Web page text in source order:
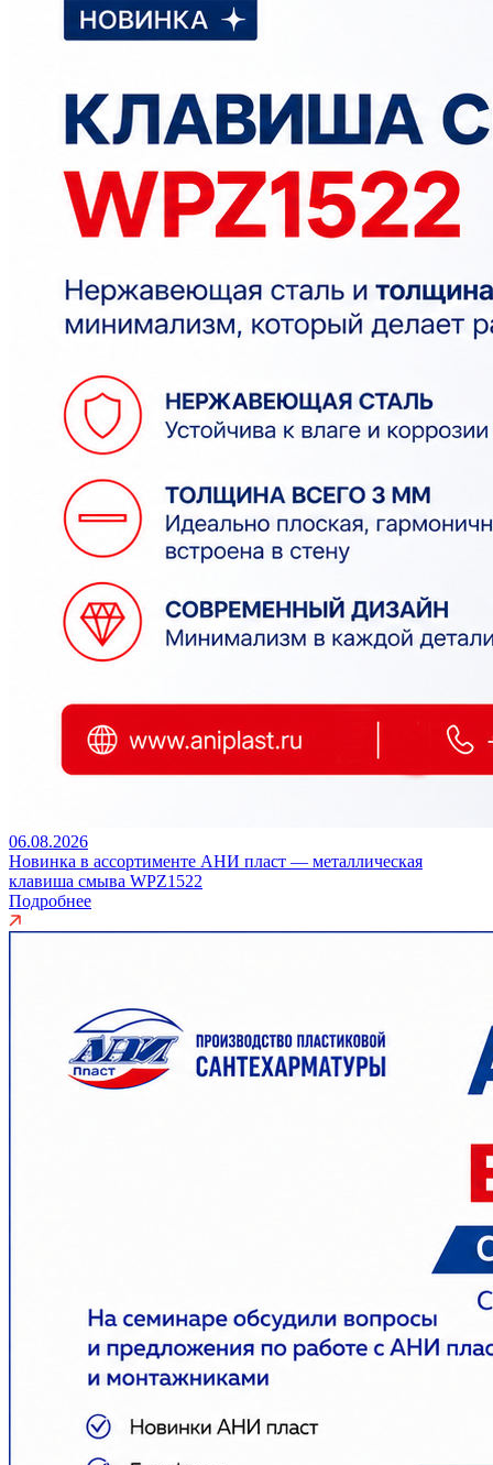
06.08.2026
Новинка в ассортименте АНИ пласт — металлическая
клавиша смыва WPZ1522
Подробнее